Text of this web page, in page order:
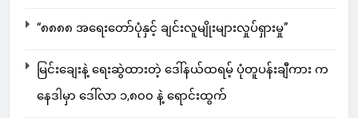
“၈၈၈၈ အရေးတော်ပုံနှင့် ချင်းလူမျိုးများလှုပ်ရှားမှု”
မြင်းချေးနဲ့ ရေးဆွဲထားတဲ့ ဒေါ်နယ်ထရမ့် ပုံတူပန်းချီကား က
နေဒါမှာ ဒေါ်လာ ၁,၈၀၀ နဲ့ ရောင်းထွက်